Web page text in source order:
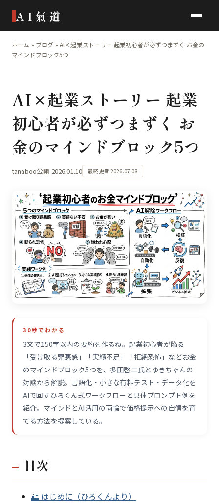
AI氣道
ホーム » ブログ » AI×起業ストーリー 起業初心者が必ずつまずく お金の
マインドブロック5つ
AI×起業ストーリー 起業
初心者が必ずつまずく お
金のマインドブロック5つ
tanaboo公開 2026.01.10 最終更新 2026.07.08
30秒でわかる
3文で150字以内の要約を作るね。起業初心者が陥る
「受け取る罪悪感」「実績不足」「拒絶恐怖」などお金
のマインドブロック5つを、多田啓二氏とゆきちゃんの
対談から解説。言語化・小さな有料テスト・データ化を
AIで回すひろくん式ワークフローと具体プロンプト例を
紹介。マインドとAI活用の両輪で価格提示への自信を育
てる方法を提案している。
目次
🌅 はじめに（ひろくんより）